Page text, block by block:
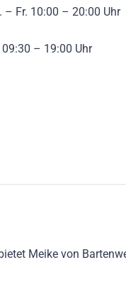
– Fr. 10:00 – 20:00 Uhr
09:30 – 19:00 Uhr
Meike von